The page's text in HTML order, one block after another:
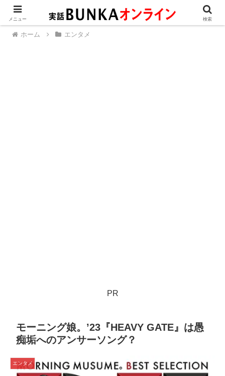
ホーム エンタメ
PR
モーニング娘。’23『HEAVY GATE』は愚
痴垢へのアンサーソング？
エンタメ
メニュー 検索